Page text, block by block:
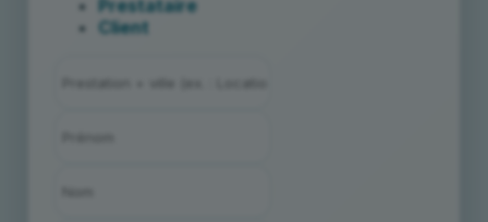
Prestataire
Client